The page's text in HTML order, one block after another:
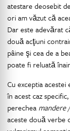
atestare deosebit
ori am văzut că
Dar este adevărat
două acţiuni
pâine şi cea de a
poate fi reluată
Cu exceptia
în acest caz
perechea mandere
aceste două verbe